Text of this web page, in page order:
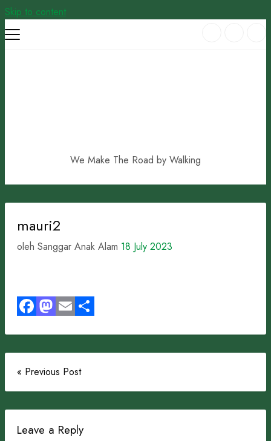
Skip to content
We Make The Road by Walking
mauri2
oleh Sanggar Anak Alam 18 July 2023
« Previous Post
Leave a Reply